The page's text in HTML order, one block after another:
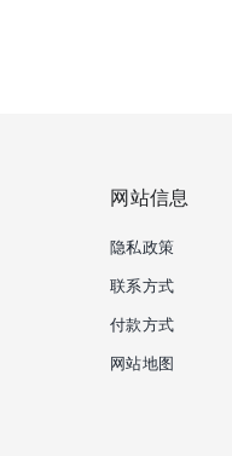
网站信息
隐私政策
联系方式
付款方式
网站地图